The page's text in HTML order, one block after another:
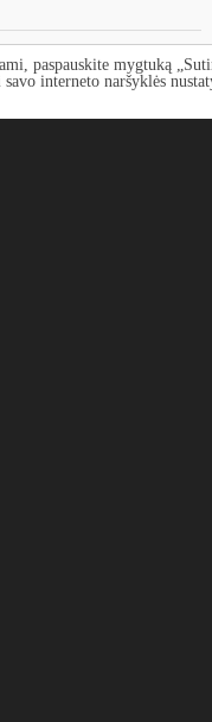
8 9
10
paspauskite mygtuką
interneto naršyklės